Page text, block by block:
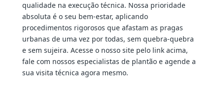
qualidade na execução técnica. Nossa prioridade
absoluta é o seu bem-estar, aplicando
procedimentos rigorosos que afastam as pragas
urbanas de uma vez por todas, sem quebra-quebra
e sem sujeira. Acesse o nosso site pelo link acima,
fale com nossos especialistas de plantão e agende a
sua visita técnica agora mesmo.